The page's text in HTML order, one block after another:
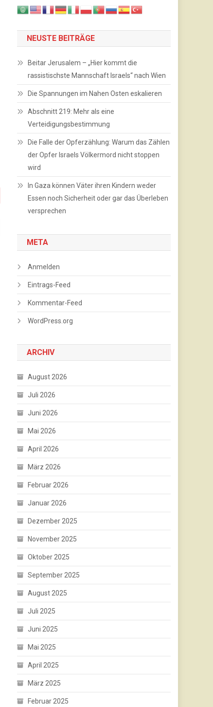
NEUSTE BEITRÄGE
Beitar Jerusalem – „Hier kommt die
rassistischste Mannschaft Israels“ nach Wien
Die Spannungen im Nahen Osten eskalieren
Abschnitt 219: Mehr als eine
Verteidigungsbestimmung
Die Falle der Opferzählung: Warum das Zählen
der Opfer Israels Völkermord nicht stoppen
wird
In Gaza können Väter ihren Kindern weder
Essen noch Sicherheit oder gar das Überleben
versprechen
META
Anmelden
Eintrags-Feed
Kommentar-Feed
WordPress.org
ARCHIV
August 2026
Juli 2026
Juni 2026
Mai 2026
April 2026
März 2026
Februar 2026
Januar 2026
Dezember 2025
November 2025
Oktober 2025
September 2025
August 2025
Juli 2025
Juni 2025
Mai 2025
April 2025
März 2025
Februar 2025